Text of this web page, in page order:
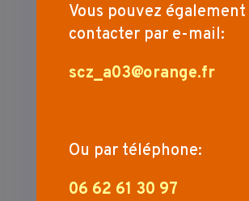
Vous pouvez
contacter par e-mail:
scz_a03@orange.fr
Ou par téléphone:
06 62 61 30 97